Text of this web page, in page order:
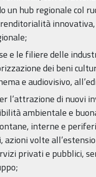
un hub regionale col
e le filiere delle
dei beni
e audiovisivo,
l’attrazione di nuovi
ambientale e
interne e
azioni volte
privati e pubblici,